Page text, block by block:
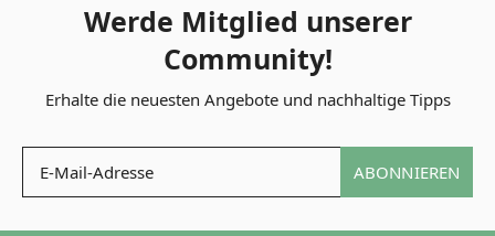
Werde Mitglied unserer
Community!
Erhalte die neuesten Angebote und nachhaltige Tipps
ABONNIEREN